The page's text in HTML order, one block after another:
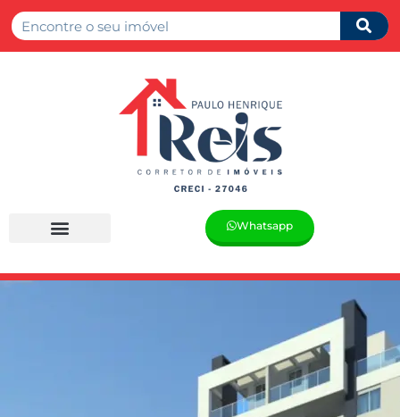
Whatsapp